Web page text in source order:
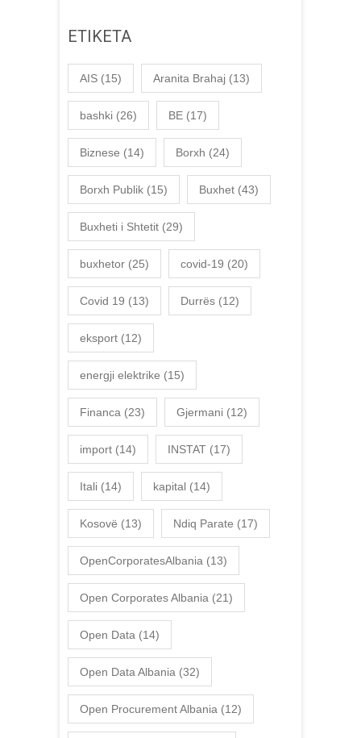
ETIKETA
AIS (15) Aranita Brahaj (13)
bashki (26) BE (17)
Biznese (14) Borxh (24)
Borxh Publik (15) Buxhet (43)
Buxheti i Shtetit (29)
buxhetor (25) covid-19 (20)
Covid 19 (13) Durrës (12)
eksport (12)
energji elektrike (15)
Financa (23) Gjermani (12)
import (14) INSTAT (17)
Itali (14) kapital (14)
Kosovë (13) Ndiq Parate (17)
OpenCorporatesAlbania (13)
Open Corporates Albania (21)
Open Data (14)
Open Data Albania (32)
Open Procurement Albania (12)